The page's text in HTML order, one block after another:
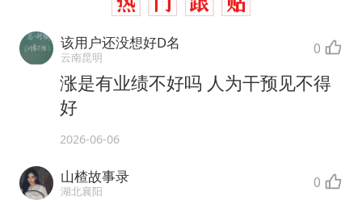
该用户还没想好D名
云南昆明 0
涨是有业绩不好吗 人为干预见不得
好
2026-06-06
山楂故事录
湖北襄阳 0